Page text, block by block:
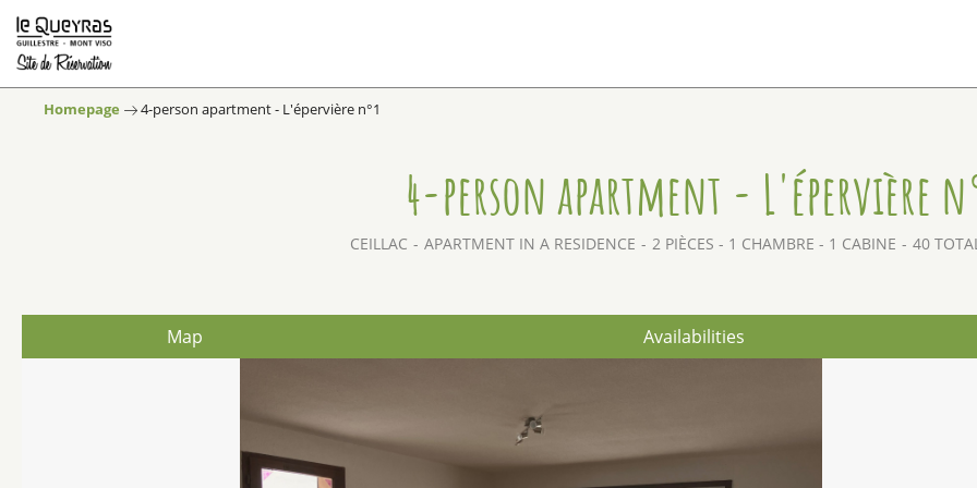
Homepage 4-person apartment - L'épervière n°1
4-person apartment - L'épervière
CEILLAC APARTMENT IN A RESIDENCE 2 PIÈCES - 1 CHAMBRE - 1 CABINE 40
Map Availabilities